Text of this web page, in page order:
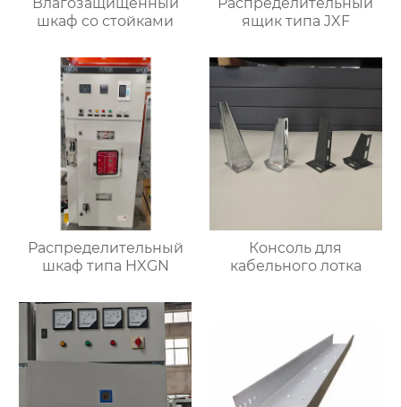
шкаф со стойками
ящик типа JXF
Распределительный
шкаф типа HXGN
Консоль для
кабельного лотка